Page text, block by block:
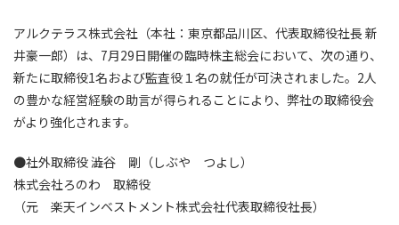
アルクテラス株式会社（本社：東京都品川区、代表取締役社長 新
井豪一郎）は、7月29日開催の臨時株主総会において、次の通り、
新たに取締役1名および監査役１名の就任が可決されました。2人
の豊かな経営経験の助言が得られることにより、弊社の取締役会
がより強化されます。
●社外取締役 澁谷 剛（しぶや つよし）
株式会社ろのわ 取締役
（元 楽天インベストメント株式会社代表取締役社長）